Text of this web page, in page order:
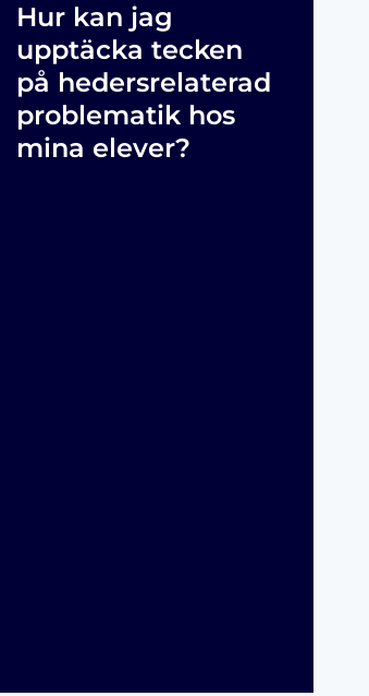
Hur kan jag
upptäcka tecken
på hedersrelaterad
problematik hos
mina elever?